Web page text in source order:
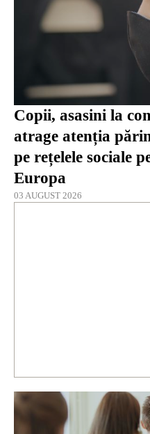
Copii, asasini la
atrage atenția
pe rețelele sociale
Europa
03 AUGUST 2026